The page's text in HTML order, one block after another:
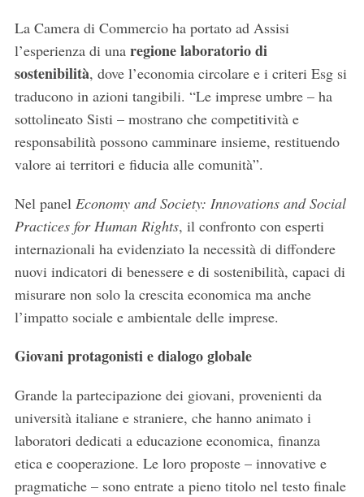
La Camera di Commercio ha portato ad Assisi
l’esperienza di una regione laboratorio di
sostenibilità, dove l’economia circolare e i criteri Esg si
traducono in azioni tangibili. “Le imprese umbre – ha
sottolineato Sisti – mostrano che competitività e
responsabilità possono camminare insieme, restituendo
valore ai territori e fiducia alle comunità”.
Nel panel Economy and Society: Innovations and Social
Practices for Human Rights, il confronto con esperti
internazionali ha evidenziato la necessità di diffondere
nuovi indicatori di benessere e di sostenibilità, capaci di
misurare non solo la crescita economica ma anche
l’impatto sociale e ambientale delle imprese.
Giovani protagonisti e dialogo globale
Grande la partecipazione dei giovani, provenienti da
università italiane e straniere, che hanno animato i
laboratori dedicati a educazione economica, finanza
etica e cooperazione. Le loro proposte – innovative e
pragmatiche – sono entrate a pieno titolo nel testo finale
e
a
r
c
h
f
o
: